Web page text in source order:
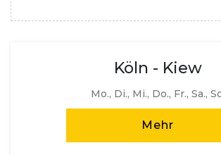
Köln - Kiew
Mo., Di., Mi., Do., Fr., Sa.,
Mehr